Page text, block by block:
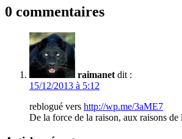
0 commentaires
raimanet dit :
15/12/2013 à 5:12
reblogué vers http://wp.me/3aME7
De la force de la raison, aux raisons de